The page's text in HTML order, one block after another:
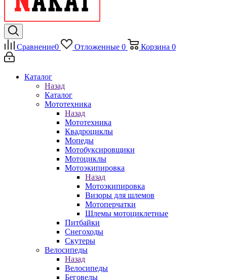
Сравнение0 Отложенные 0 Корзина 0
Каталог
Назад
Каталог
Мототехника
Назад
Мототехника
Квадроциклы
Мопеды
Мотобуксировщики
Мотоциклы
Мотоэкипировка
Назад
Мотоэкипировка
Визоры для шлемов
Мотоперчатки
Шлемы мотоциклетные
Питбайки
Снегоходы
Скутеры
Велосипеды
Назад
Велосипеды
Беговелы